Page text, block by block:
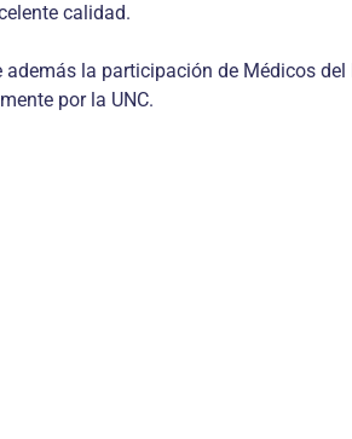
calidad.
la participación de Médicos del
por la UNC.